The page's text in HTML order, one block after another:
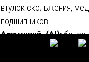
втулок скольжения,
подшипников.
Алюминий (Al):более
гидротрансформатора